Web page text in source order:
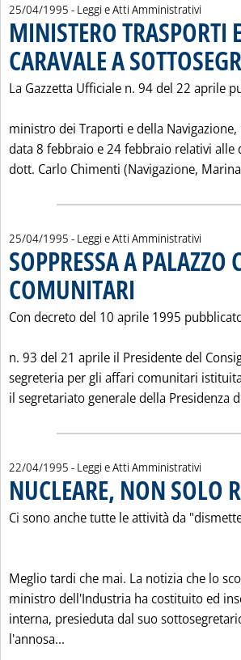
25/04/1995 - Leggi e Atti Amministrativi
MINISTERO TRASPORTI
CARAVALE A
La Gazzetta Ufficiale n. 94 del 22 aprile
ministro dei Traporti e della
data 8 febbraio e 24 febbraio relativi alle
dott. Carlo Chimenti (Navigazione,
25/04/1995 - Leggi e Atti Amministrativi
SOPPRESSA A PALAZZO
COMUNITARI
Con decreto del 10 aprile 1995
n. 93 del 21 aprile il Presidente del
segreteria per gli affari comunitari
il segretariato generale della Presidenza
22/04/1995 - Leggi e Atti Amministrativi
NUCLEARE, NON SOLO
Ci sono anche tutte le attività da
Meglio tardi che mai. La notizia che lo
ministro dell'Industria ha costituito ed
interna, presieduta dal suo
l'annosa...